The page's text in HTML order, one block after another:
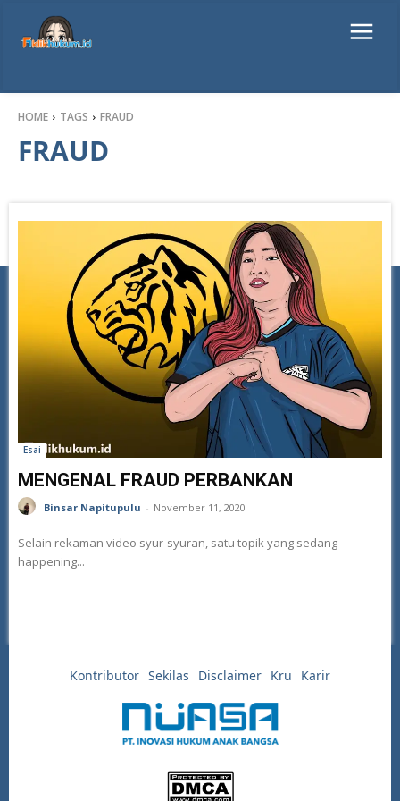
HOME TAGS FRAUD
FRAUD
Esai
MENGENAL FRAUD PERBANKAN
Binsar Napitupulu - November 11, 2020
Selain rekaman video syur-syuran, satu topik yang sedang
happening...
Kontributor Sekilas Disclaimer Kru Karir